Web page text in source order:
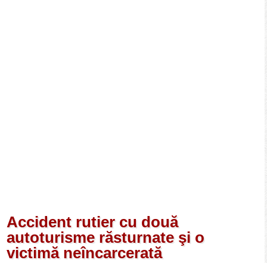
Accident rutier cu două
autoturisme răsturnate şi o
victimă neîncarcerată